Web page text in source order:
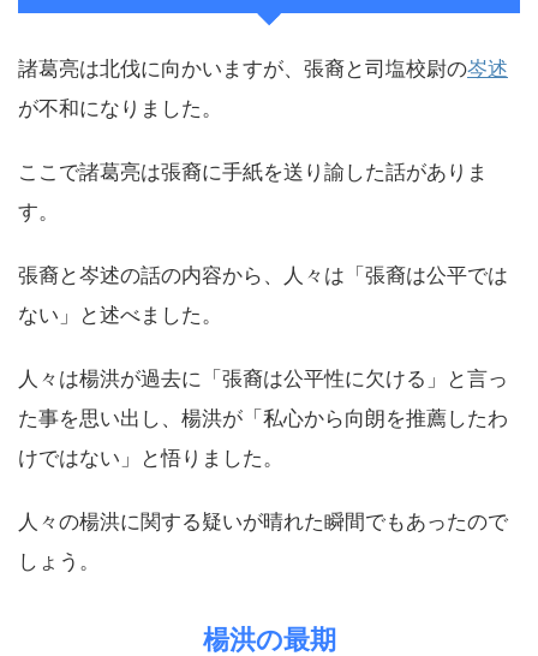
諸葛亮は北伐に向かいますが、張裔と司塩校尉の岑述
が不和になりました。
ここで諸葛亮は張裔に手紙を送り諭した話がありま
す。
張裔と岑述の話の内容から、人々は「張裔は公平では
ない」と述べました。
人々は楊洪が過去に「張裔は公平性に欠ける」と言っ
た事を思い出し、楊洪が「私心から向朗を推薦したわ
けではない」と悟りました。
人々の楊洪に関する疑いが晴れた瞬間でもあったので
しょう。
楊洪の最期